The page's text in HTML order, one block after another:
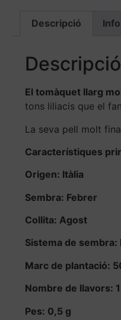
Descripció
Descripció
El tomàquet llarg
tons liliacis que el
La seva pell molt
Característiques
Origen: Itàlia
Sembra: Febrer
Collita: Agost
Sistema de sembra:
Marc de plantació:
Nombre de llavors:
Pes: 0,5 g